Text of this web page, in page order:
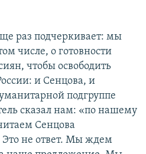
раз подчеркивает: мы
числе, о готовности
чтобы освободить
и Сенцова, и
подгруппе
сказал нам: «по нашему
Сенцова
не ответ. Мы ждем